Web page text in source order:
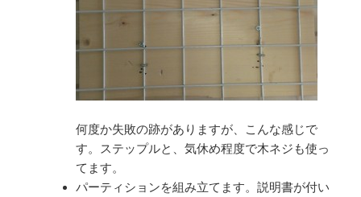
何度か失敗の跡がありますが、こんな感じで
す。ステップルと、気休め程度で木ネジも使っ
てます。
パーティションを組み立てます。説明書が付い